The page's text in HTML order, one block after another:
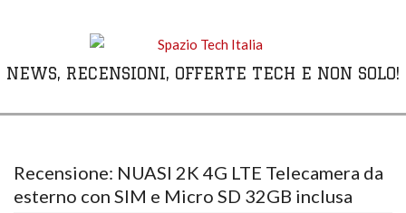
NEWS, RECENSIONI, OFFERTE TECH E NON SOLO!
MenuRecensione: NUASI 2K 4G LTE Telecamera da
esterno con SIM e Micro SD 32GB inclusa